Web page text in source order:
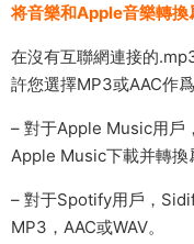
将音樂和Apple音樂轉
在沒有互聯網連接的
許您選擇MP3或AAC作爲
– 對于Apple Music用戶
Apple Music下載并轉換
– 對于Spotify用戶，
MP3，AAC或WAV。